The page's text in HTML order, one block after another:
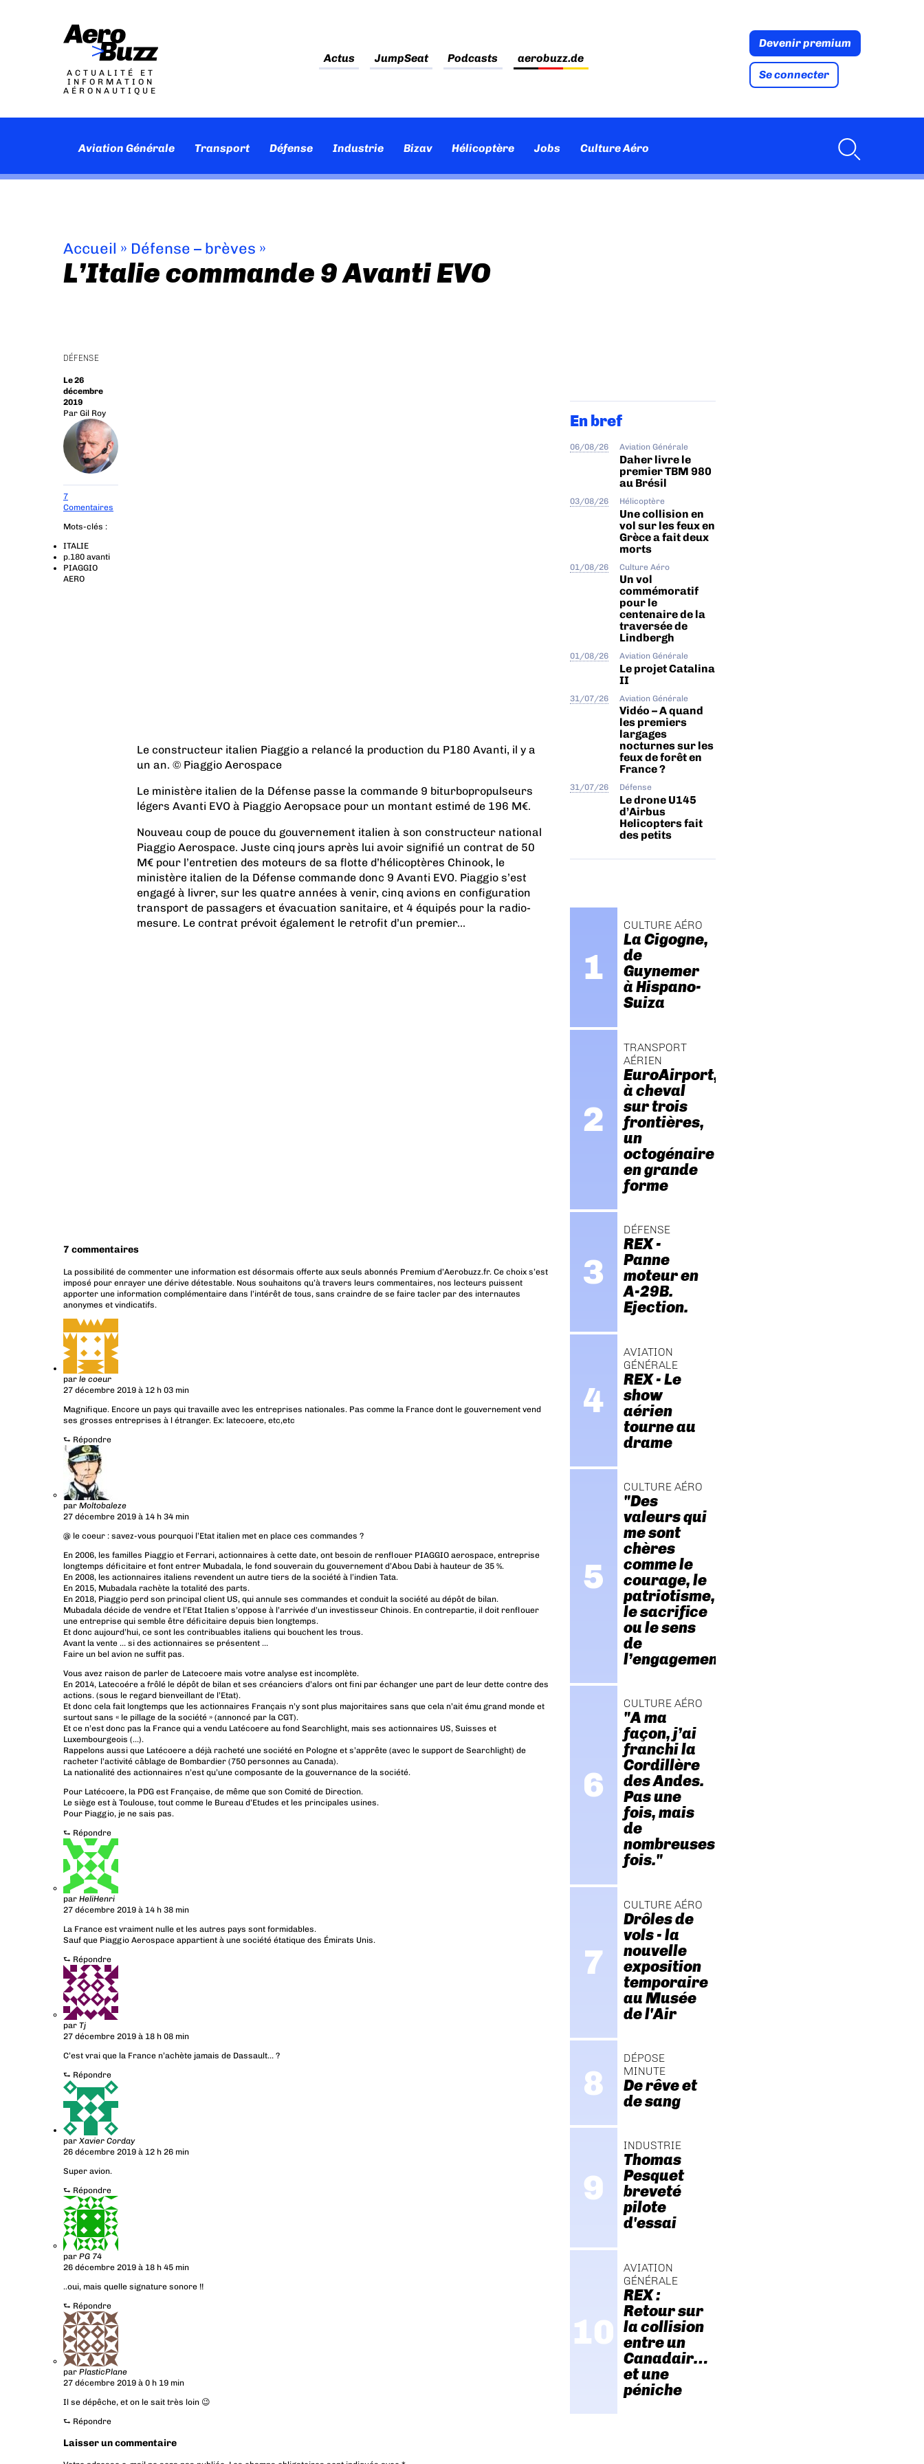
ACTUALITÉ ET
INFORMATION
AÉRONAUTIQUE
Actus JumpSeat Podcasts aerobuzz.de
Devenir premium
Se connecter
Aviation Générale Transport Défense Industrie Bizav Hélicoptère Jobs Culture Aéro
Accueil » Défense – brèves »
L’Italie commande 9 Avanti EVO
DÉFENSE
Le 26
décembre
2019
Par Gil Roy
7
Comentaires
Mots-clés :
ITALIE
p.180 avanti
PIAGGIO
AERO
Le constructeur italien Piaggio a relancé la production du P180 Avanti, il y a
un an. © Piaggio Aerospace
Le ministère italien de la Défense passe la commande 9 biturbopropulseurs
légers Avanti EVO à Piaggio Aeropsace pour un montant estimé de 196 M€.
Nouveau coup de pouce du gouvernement italien à son constructeur national
Piaggio Aerospace. Juste cinq jours après lui avoir signifié un contrat de 50
M€ pour l’entretien des moteurs de sa flotte d’hélicoptères Chinook, le
ministère italien de la Défense commande donc 9 Avanti EVO. Piaggio s’est
engagé à livrer, sur les quatre années à venir, cinq avions en configuration
transport de passagers et évacuation sanitaire, et 4 équipés pour la radio-
mesure. Le contrat prévoit également le retrofit d’un premier...
7 commentaires
La possibilité de commenter une information est désormais offerte aux seuls abonnés Premium d’Aerobuzz.fr. Ce choix s’est
imposé pour enrayer une dérive détestable. Nous souhaitons qu’à travers leurs commentaires, nos lecteurs puissent
apporter une information complémentaire dans l’intérêt de tous, sans craindre de se faire tacler par des internautes
anonymes et vindicatifs.
par le coeur
27 décembre 2019 à 12 h 03 min
Magnifique. Encore un pays qui travaille avec les entreprises nationales. Pas comme la France dont le gouvernement vend
ses grosses entreprises à l étranger. Ex: latecoere, etc,etc
⮑ Répondre
par Moltobaleze
27 décembre 2019 à 14 h 34 min
@ le coeur : savez-vous pourquoi l’Etat italien met en place ces commandes ?
En 2006, les familles Piaggio et Ferrari, actionnaires à cette date, ont besoin de renflouer PIAGGIO aerospace, entreprise
longtemps déficitaire et font entrer Mubadala, le fond souverain du gouvernement d’Abou Dabi à hauteur de 35 %.
En 2008, les actionnaires italiens revendent un autre tiers de la société à l’indien Tata.
En 2015, Mubadala rachète la totalité des parts.
En 2018, Piaggio perd son principal client US, qui annule ses commandes et conduit la société au dépôt de bilan.
Mubadala décide de vendre et l’Etat Italien s’oppose à l’arrivée d’un investisseur Chinois. En contrepartie, il doit renflouer
une entreprise qui semble être déficitaire depuis bien longtemps.
Et donc aujourd’hui, ce sont les contribuables italiens qui bouchent les trous.
Avant la vente … si des actionnaires se présentent …
Faire un bel avion ne suffit pas.
Vous avez raison de parler de Latecoere mais votre analyse est incomplète.
En 2014, Latecoére a frôlé le dépôt de bilan et ses créanciers d’alors ont fini par échanger une part de leur dette contre des
actions. (sous le regard bienveillant de l’Etat).
Et donc cela fait longtemps que les actionnaires Français n’y sont plus majoritaires sans que cela n’ait ému grand monde et
surtout sans « le pillage de la société » (annoncé par la CGT).
Et ce n’est donc pas la France qui a vendu Latécoere au fond Searchlight, mais ses actionnaires US, Suisses et
Luxembourgeois (…).
Rappelons aussi que Latécoere a déjà racheté une société en Pologne et s’apprête (avec le support de Searchlight) de
racheter l’activité câblage de Bombardier (750 personnes au Canada).
La nationalité des actionnaires n’est qu’une composante de la gouvernance de la société.
Pour Latécoere, la PDG est Française, de même que son Comité de Direction.
Le siège est à Toulouse, tout comme le Bureau d’Etudes et les principales usines.
Pour Piaggio, je ne sais pas.
⮑ Répondre
par HeliHenri
27 décembre 2019 à 14 h 38 min
La France est vraiment nulle et les autres pays sont formidables.
Sauf que Piaggio Aerospace appartient à une société étatique des Émirats Unis.
⮑ Répondre
par Tj
27 décembre 2019 à 18 h 08 min
C’est vrai que la France n’achète jamais de Dassault… ?
⮑ Répondre
par Xavier Corday
26 décembre 2019 à 12 h 26 min
Super avion.
⮑ Répondre
par PG 74
26 décembre 2019 à 18 h 45 min
..oui, mais quelle signature sonore !!
⮑ Répondre
par PlasticPlane
27 décembre 2019 à 0 h 19 min
Il se dépêche, et on le sait très loin 😉
⮑ Répondre
Laisser un commentaire
En bref
06/08/26 Aviation Générale
Daher livre le
premier TBM 980
au Brésil
03/08/26 Hélicoptère
Une collision en
vol sur les feux en
Grèce a fait deux
morts
01/08/26 Culture Aéro
Un vol
commémoratif
pour le
centenaire de la
traversée de
Lindbergh
01/08/26 Aviation Générale
Le projet Catalina
II
31/07/26 Aviation Générale
Vidéo – A quand
les premiers
largages
nocturnes sur les
feux de forêt en
France ?
31/07/26 Défense
Le drone U145
d’Airbus
Helicopters fait
des petits
CULTURE AÉRO
La Cigogne,
de
Guynemer
à Hispano-
Suiza
TRANSPORT
AÉRIEN
EuroAirport,
à cheval
sur trois
frontières,
un
octogénaire
en grande
forme
DÉFENSE
REX -
Panne
moteur en
A-29B.
Ejection.
AVIATION
GÉNÉRALE
REX - Le
show
aérien
tourne au
drame
CULTURE AÉRO
"Des
valeurs qui
me sont
chères
comme le
courage, le
patriotisme,
le sacrifice
ou le sens
de
l’engagement."
CULTURE AÉRO
"A ma
façon, j’ai
franchi la
Cordillère
des Andes.
Pas une
fois, mais
de
nombreuses
fois."
CULTURE AÉRO
Drôles de
vols - la
nouvelle
exposition
temporaire
au Musée
de l'Air
DÉPOSE
MINUTE
De rêve et
de sang
INDUSTRIE
Thomas
Pesquet
breveté
pilote
d'essai
AVIATION
GÉNÉRALE
REX :
Retour sur
la collision
entre un
Canadair…
et une
péniche